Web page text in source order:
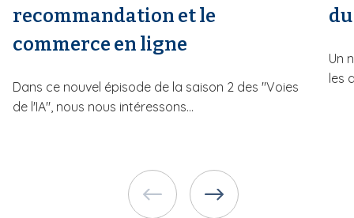
recommandation et le
commerce en ligne
Dans ce nouvel épisode de la saison 2 des "Voies
de l'IA", nous nous intéressons...
Un
les